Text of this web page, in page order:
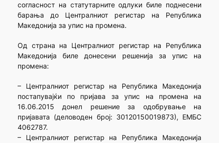
согласност на статутарните одлуки биле поднесени
барања до Централниот регистар на Република
Македонија за упис на промена.
Од страна на Централниот регистар на Република
Македонија биле донесени решенија за упис на
промена:
– Централниот регистар на Република Македонија
постапувајќи по пријава за упис на промена на
16.06.2015 донел решение за одобрување на
пријавата (деловоден број: 30120150019873), ЕМБС
4062787.
– Централниот регистар на Република Македонија